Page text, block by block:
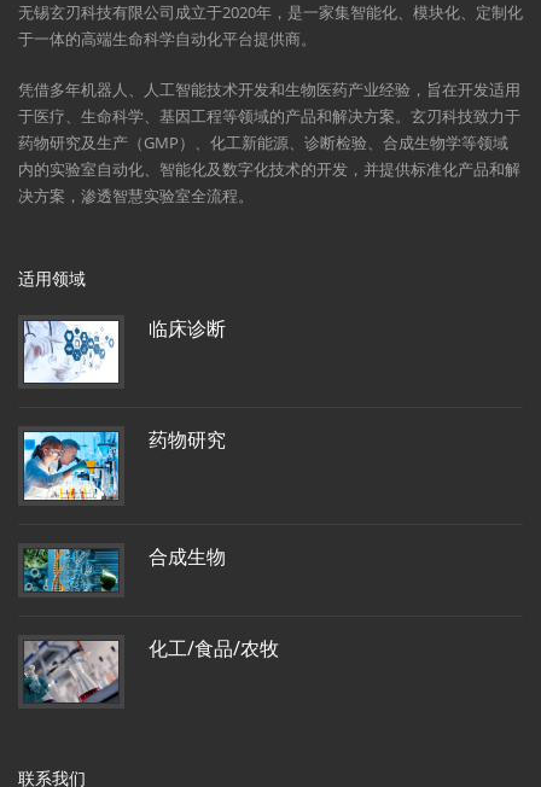
无锡玄刃科技有限公司成立于2020年，是一家集智能化、模块化、定制化
于一体的高端生命科学自动化平台提供商。
凭借多年机器人、人工智能技术开发和生物医药产业经验，旨在开发适用
于医疗、生命科学、基因工程等领域的产品和解决方案。玄刃科技致力于
药物研究及生产（GMP）、化工新能源、诊断检验、合成生物学等领域
内的实验室自动化、智能化及数字化技术的开发，并提供标准化产品和解
决方案，渗透智慧实验室全流程。
适用领域
临床诊断
药物研究
合成生物
化工/食品/农牧
联系我们